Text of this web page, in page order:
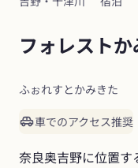
フォレスト
ふぉれすとかみきた
車でのアクセス推奨
奈良奥吉野に位置す